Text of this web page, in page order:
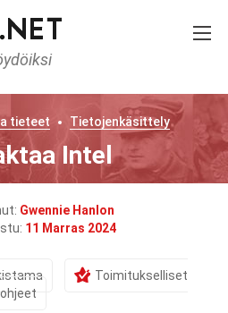
tieteet Tietojenkäsittely
Intel
Gwennie Hanlon
11 Marras 2024
Toimitukselliset
ohjeet